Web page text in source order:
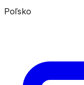
Poľsko